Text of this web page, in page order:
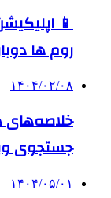
📱
روم ها
۱۴۰۴/۰۲/۰۸
خلاصه‌های
جستجوی
۱۴۰۴/۰۵/۰۱